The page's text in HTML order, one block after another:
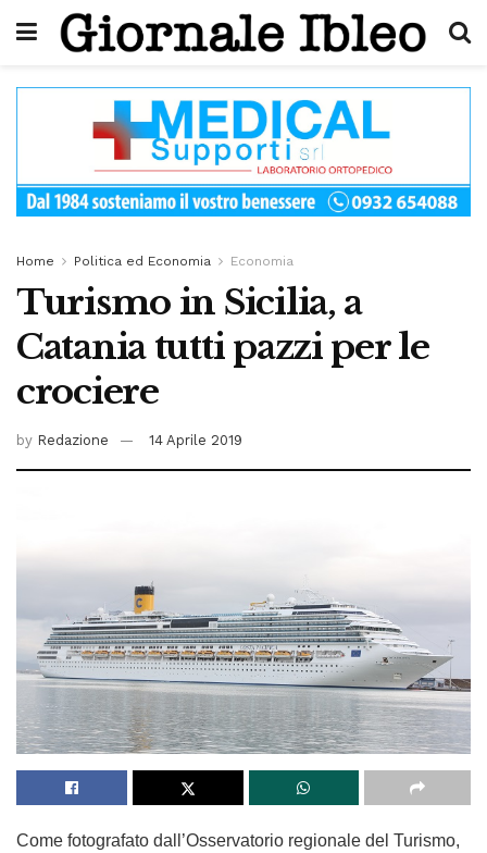
Home Politica ed Economia Economia
Turismo in Sicilia, a
Catania tutti pazzi per le
crociere
by Redazione 14 Aprile 2019
Come fotografato dall’Osservatorio regionale del Turismo,